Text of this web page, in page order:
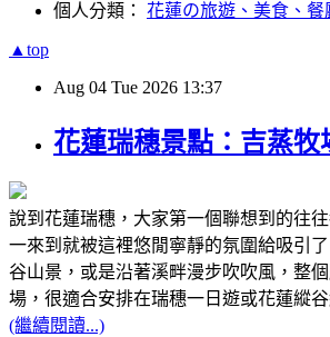
個人分類： 花蓮の旅遊、美食、餐
▲top
Aug 04 Tue 2026 13:37
花蓮瑞穗景點：吉蒸牧
說到花蓮瑞穗，大家第一個聯想到的往
一來到就被這裡悠閒寧靜的氛圍給吸引
谷山景，或是沿著溪畔漫步吹吹風，整
場，很適合安排在瑞穗一日遊或花蓮縱
(繼續閱讀...)